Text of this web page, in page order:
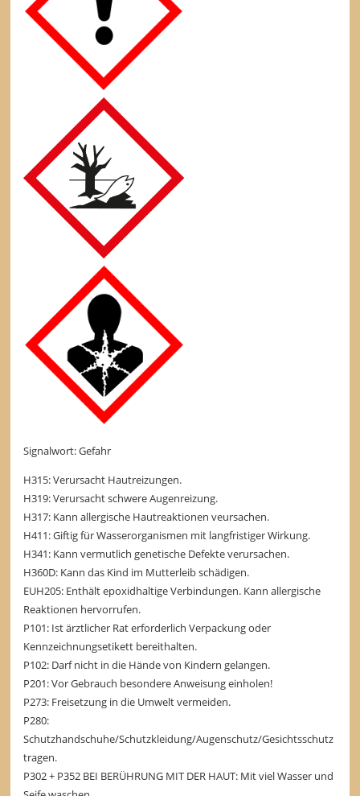
Signalwort: Gefahr
H315: Verursacht Hautreizungen.
H319: Verursacht schwere Augenreizung.
H317: Kann allergische Hautreaktionen veursachen.
H411: Giftig für Wasserorganismen mit langfristiger Wirkung.
H341: Kann vermutlich genetische Defekte verursachen.
H360D: Kann das Kind im Mutterleib schädigen.
EUH205: Enthält epoxidhaltige Verbindungen. Kann allergische
Reaktionen hervorrufen.
P101: Ist ärztlicher Rat erforderlich Verpackung oder
Kennzeichnungsetikett bereithalten.
P102: Darf nicht in die Hände von Kindern gelangen.
P201: Vor Gebrauch besondere Anweisung einholen!
P273: Freisetzung in die Umwelt vermeiden.
P280:
Schutzhandschuhe/Schutzkleidung/Augenschutz/Gesichtsschutz
tragen.
P302 + P352 BEI BERÜHRUNG MIT DER HAUT: Mit viel Wasser und